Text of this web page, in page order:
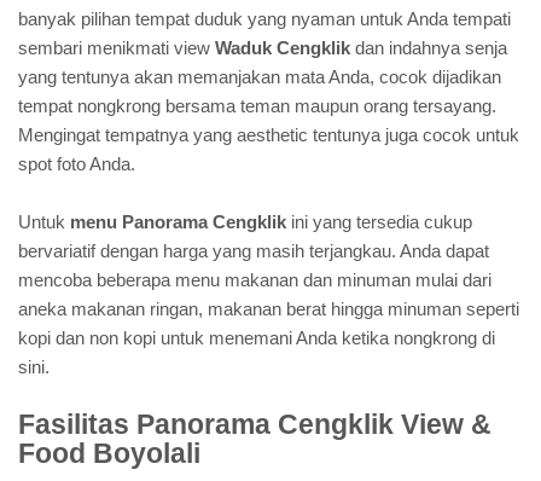
banyak pilihan tempat duduk yang nyaman untuk Anda tempati
sembari menikmati view Waduk Cengklik dan indahnya senja
yang tentunya akan memanjakan mata Anda, cocok dijadikan
tempat nongkrong bersama teman maupun orang tersayang.
Mengingat tempatnya yang aesthetic tentunya juga cocok untuk
spot foto Anda.
Untuk menu Panorama Cengklik ini yang tersedia cukup
bervariatif dengan harga yang masih terjangkau. Anda dapat
mencoba beberapa menu makanan dan minuman mulai dari
aneka makanan ringan, makanan berat hingga minuman seperti
kopi dan non kopi untuk menemani Anda ketika nongkrong di
sini.
Fasilitas Panorama Cengklik View &
Food Boyolali